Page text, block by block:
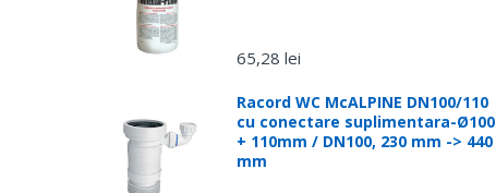
65,28 lei
Racord WC McALPINE DN100/110
cu conectare suplimentara-Ø100
+ 110mm / DN100, 230 mm -> 440
mm